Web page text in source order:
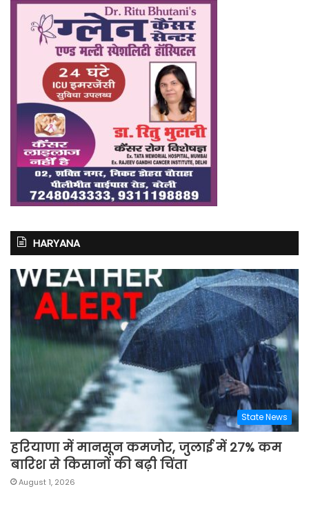
HARYANA
State News
हरियाणा में मानसून कमजोर, जुलाई में 27% कम
बारिश से किसानों की बढ़ी चिंता
August 1, 2026